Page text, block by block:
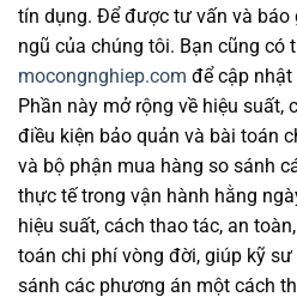
tín dụng. Để được tư vấn và báo
ngũ của chúng tôi. Bạn cũng có
mocongnghiep.com để cập
Phần này mở rộng về hiệu suất,
điều kiện bảo quản và bài toán
và bộ phận mua hàng so sánh
thực tế trong vận hành hằng
hiệu suất, cách thao tác, an
toán chi phí vòng đời, giúp kỹ
sánh các phương án một cách